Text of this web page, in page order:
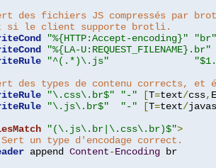
des fichiers JS compressés par
si le client supporte brotli.
"%{HTTP:Accept-encoding}"
"br"
"%{LA-U:REQUEST_FILENAME}.br"
"^(.*)\.js"
des types de contenu corrects, et
"\.css\.br$" "-" [T=text/css, E
"\.js\.br$" "-" [T=text/
"(\.js\.br|\.css\.br)$">
un type d'encodage correct.
append Content-Encoding br